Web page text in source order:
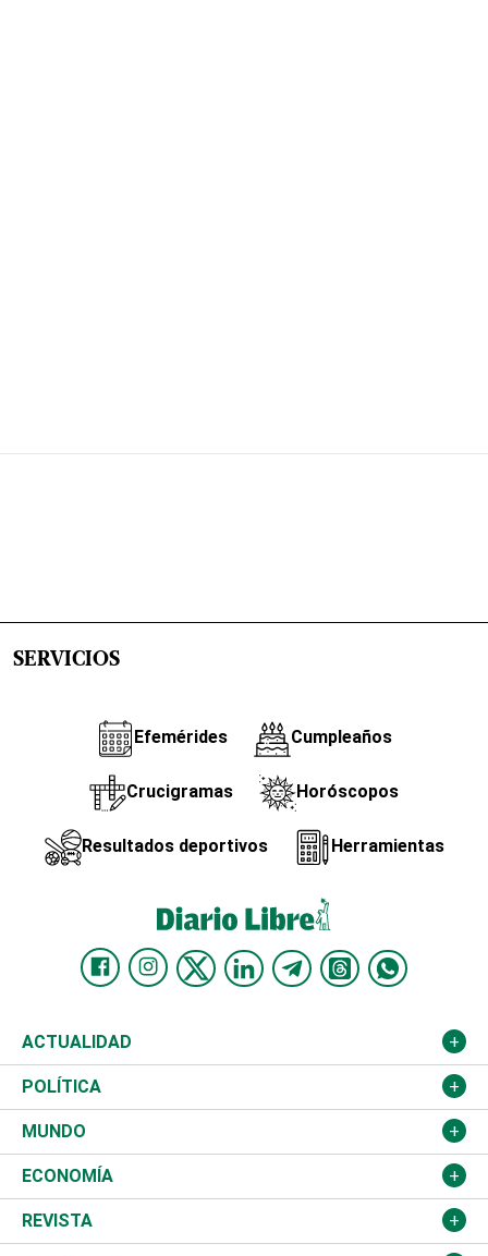
SERVICIOS
Efemérides Cumpleaños
Crucigramas Horóscopos
Resultados deportivos Herramientas
ACTUALIDAD
Nacional
Ciudad
Educación
Salud
POLÍTICA
Partidos
JCE
TSE
MUNDO
Estados Unidos
América Latina
ECONOMÍA
Finanzas
REVISTA